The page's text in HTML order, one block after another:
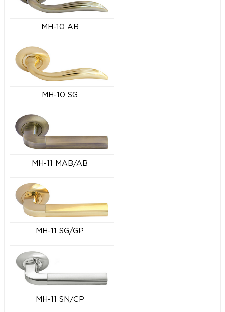
MH-10 AB
MH-10 SG
MH-11 MAB/AB
MH-11 SG/GP
MH-11 SN/CP